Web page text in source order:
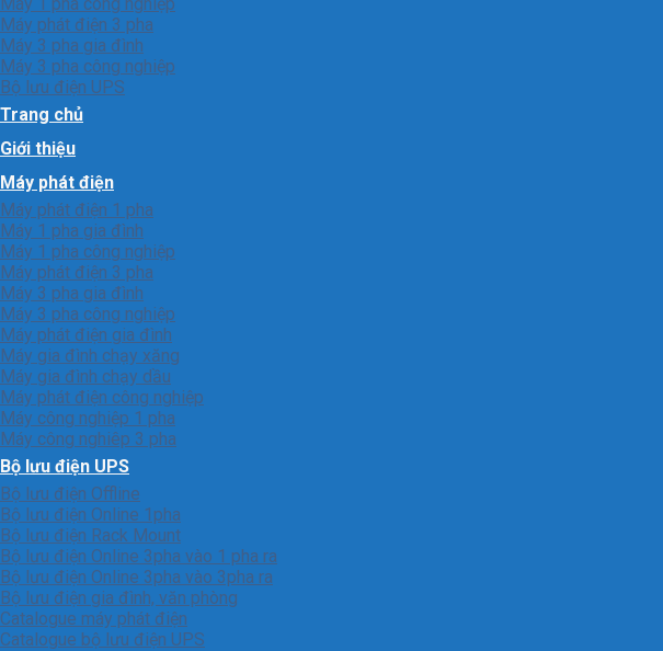
Máy phát điện 3 pha
Máy 3 pha gia đình
Máy 3 pha công nghiệp
Bộ lưu điện UPS
Trang chủ
Giới thiệu
Máy phát điện
Máy phát điện 1 pha
Máy 1 pha gia đình
Máy 1 pha công nghiệp
Máy phát điện 3 pha
Máy 3 pha gia đình
Máy 3 pha công nghiệp
Máy phát điện gia đình
Máy gia đình chạy xăng
Máy gia đình chạy dầu
Máy phát điện công nghiệp
Máy công nghiệp 1 pha
Máy công nghiêp 3 pha
Bộ lưu điện UPS
Bộ lưu điện Offline
Bộ lưu điện Online 1pha
Bộ lưu điện Rack Mount
Bộ lưu điện Online 3pha vào 1 pha ra
Bộ lưu điện Online 3pha vào 3pha ra
Bộ lưu điện gia đình, văn phòng
Catalogue máy phát điện
Catalogue bộ lưu điện UPS